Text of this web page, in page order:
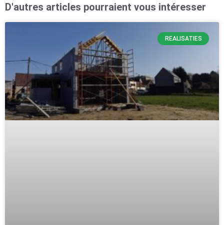
D'autres articles pourraient vous intéresser
REALISATIES